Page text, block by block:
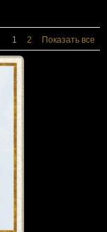
1 2 Показать все